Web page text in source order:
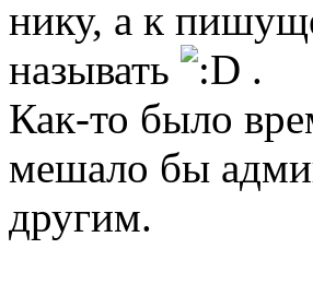
нику, а к
называть
.
Как-то было
мешало бы
другим.